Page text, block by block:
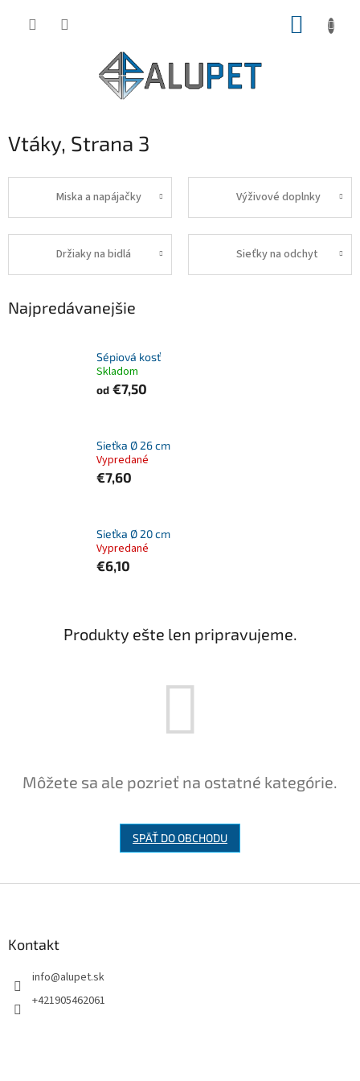
Vtáky, Strana 3
Miska a napájačky Výživové doplnky
Držiaky na bidlá Sieťky na odchyt
Najpredávanejšie
Sépiová kosť
Skladom
od €7,50
Sieťka Ø 26 cm
Vypredané
€7,60
Sieťka Ø 20 cm
Vypredané
€6,10
Produkty ešte len pripravujeme.
Môžete sa ale pozrieť na ostatné kategórie.
SPÄŤ DO OBCHODU
Kontakt
info@alupet.sk
+421905462061